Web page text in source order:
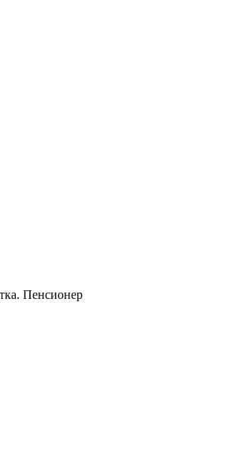
Пенсионер